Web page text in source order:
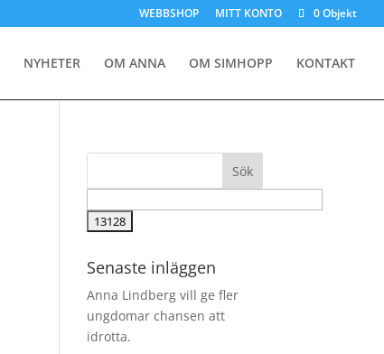
WEBBSHOP MITT KONTO 0 Objekt
NYHETER OM ANNA OM SIMHOPP KONTAKT
Senaste inläggen
Anna Lindberg vill ge fler
ungdomar chansen att
idrotta.